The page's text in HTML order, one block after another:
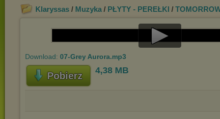
Klaryssas / Muzyka / PŁYTY - PEREŁKI /
Play
Download: 07-Grey Aurora.mp3
Pobierz 4,38 MB